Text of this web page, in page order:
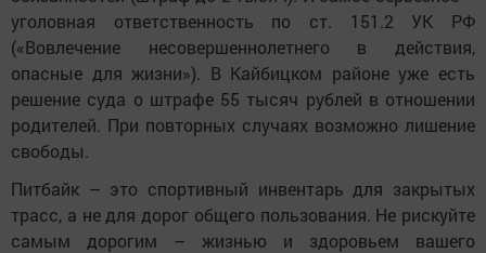
уголовная ответственность по ст. 151.2 УК РФ
(«Вовлечение несовершеннолетнего в действия,
опасные для жизни»). В Кайбицком районе уже есть
решение суда о штрафе 55 тысяч рублей в отношении
родителей. При повторных случаях возможно лишение
свободы.
Питбайк – это спортивный инвентарь для закрытых
трасс, а не для дорог общего пользования. Не рискуйте
самым дорогим – жизнью и здоровьем вашего